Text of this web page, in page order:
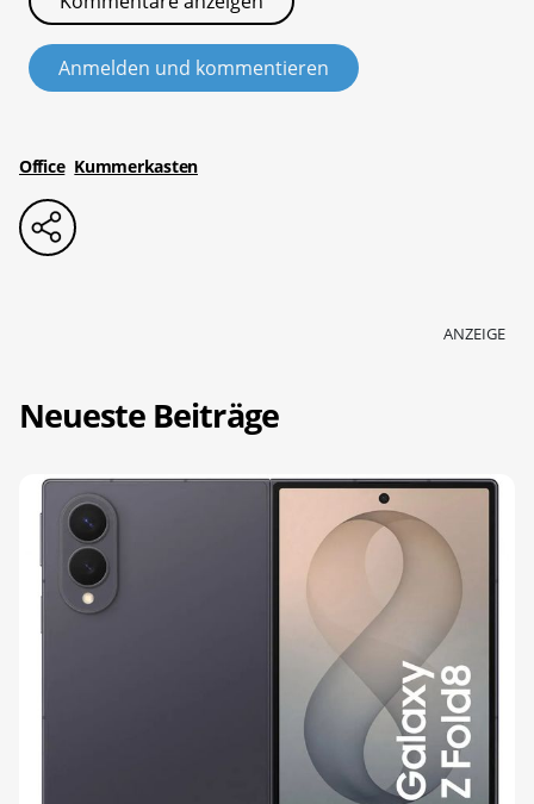
Anmelden und kommentieren
Office Kummerkasten
ANZEIGE
Neueste Beiträge